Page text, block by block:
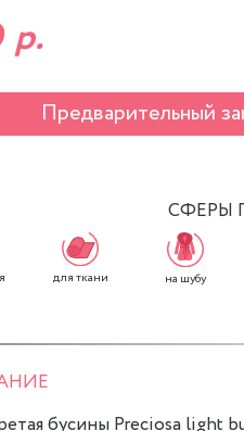
р.
Предварительный
СФЕРЫ
для ткани на шубу
бусины Preciosa light